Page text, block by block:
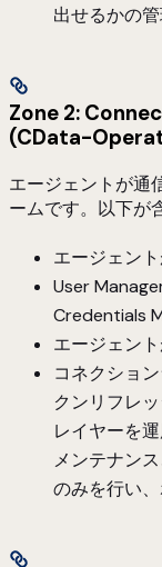
出せるかの管
Zone 2:
(CData-
エージェントが通
ームです。以下が
エージェン
User
Credentials
エージェン
コネクショ
クンリフレ
レイヤーを
メンテナン
のみを行い